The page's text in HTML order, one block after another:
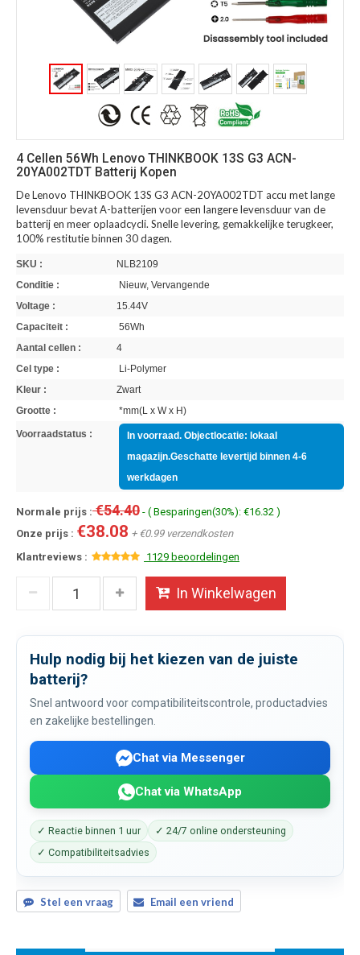
4 Cellen 56Wh Lenovo THINKBOOK 13S G3 ACN-
20YA002TDT Batterij Kopen
De Lenovo THINKBOOK 13S G3 ACN-20YA002TDT accu met lange
levensduur bevat A-batterijen voor een langere levensduur van de
batterij en meer oplaadcycli. Snelle levering, gemakkelijke terugkeer,
100% restitutie binnen 30 dagen.
SKU :
NLB2109
Conditie :
Nieuw, Vervangende
Voltage :
15.44V
Capaciteit :
56Wh
Aantal cellen :
4
Cel type :
Li-Polymer
Kleur :
Zwart
Grootte :
*mm(L x W x H)
Voorraadstatus :
In voorraad. Objectlocatie: lokaal
magazijn.Geschatte levertijd binnen 4-6
werkdagen
Normale prijs :€54.40 - ( Besparingen(30%): €16.32 )
Onze prijs : €38.08 + €0.99 verzendkosten
Klantreviews :
1129 beoordelingen
In Winkelwagen
Hulp nodig bij het kiezen van de juiste
batterij?
Snel antwoord voor compatibiliteitscontrole, productadvies
en zakelijke bestellingen.
Chat via Messenger
Chat via WhatsApp
✓ Reactie binnen 1 uur
✓ 24/7 online ondersteuning
✓ Compatibiliteitsadvies
Stel een vraag Email een vriend